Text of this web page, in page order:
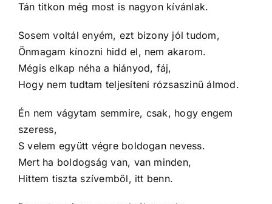
Tán titkon még most is nagyon kívánlak.
Sosem voltál enyém, ezt bizony jól tudom,
Önmagam kínozni hidd el, nem akarom.
Mégis elkap néha a hiányod, fáj,
Hogy nem tudtam teljesíteni rózsaszinű álmod.
Én nem vágytam semmire, csak, hogy engem
szeress,
S velem együtt végre boldogan nevess.
Mert ha boldogság van, van minden,
Hittem tiszta szívemből, itt benn.